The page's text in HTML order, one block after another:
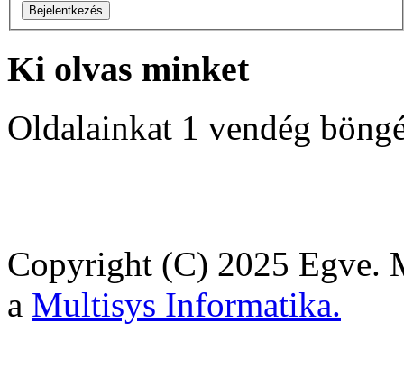
Ki olvas minket
Oldalainkat 1 vendég
Copyright (C) 2025 Egve.
a Multisys Informatika.